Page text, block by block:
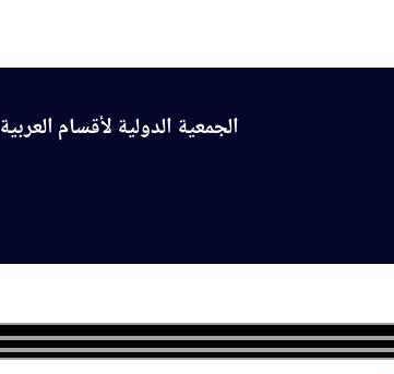
الجمعية الدولية لأقسام العربية